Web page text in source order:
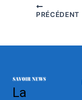
PRÉCÉDENT
La